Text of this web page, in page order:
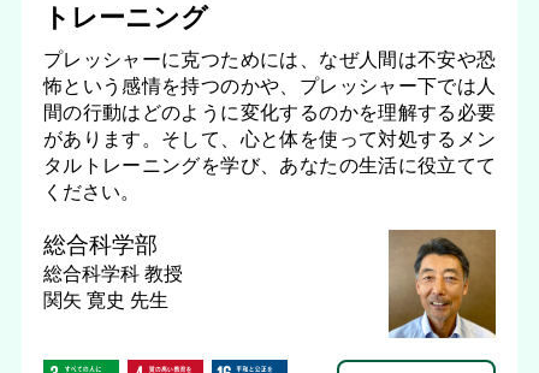
トレーニング
プレッシャーに克つためには、なぜ人間は不安や恐
怖という感情を持つのかや、プレッシャー下では人
間の行動はどのように変化するのかを理解する必要
があります。そして、心と体を使って対処するメン
タルトレーニングを学び、あなたの生活に役立てて
ください。
総合科学部
総合科学科 教授
関矢 寛史 先生